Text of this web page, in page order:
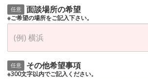
任意 面談場所の希望
※ご希望の場所をご記入下さい。
任意 その他希望事項
※300文字以内でご記入ください。